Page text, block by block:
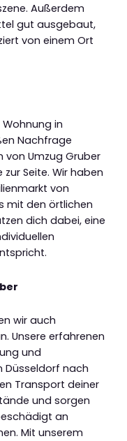
Außerdem
gut ausgebaut,
von einem Ort
in
Nachfrage
von Umzug Gruber
Seite. Wir haben
von
mit den örtlichen
dich dabei, eine
wir auch
Unsere erfahrenen
und
Düsseldorf nach
Transport deiner
und sorgen
an
Mit unserem